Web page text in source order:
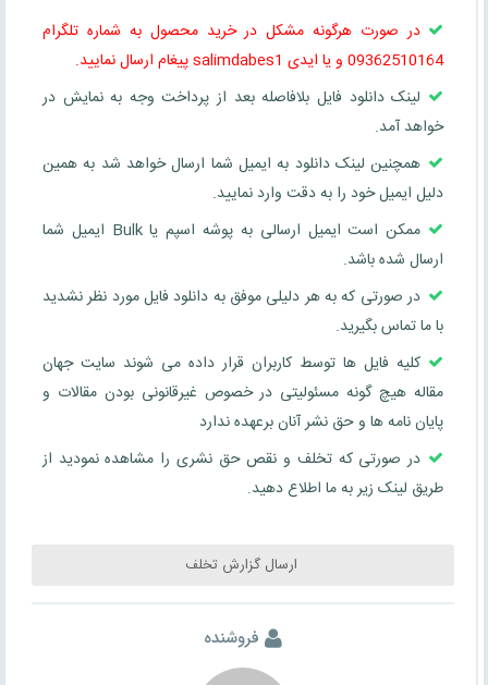
در صورت هرگونه مشکل در خرید محصول به شماره تلگرام
09362510164 و یا ایدی salimdabes1 پیغام ارسال نمایید.
لینک دانلود فایل بلافاصله بعد از پرداخت وجه به نمایش در
خواهد آمد.
همچنین لینک دانلود به ایمیل شما ارسال خواهد شد به همین
دلیل ایمیل خود را به دقت وارد نمایید.
ممکن است ایمیل ارسالی به پوشه اسپم یا Bulk ایمیل شما
ارسال شده باشد.
در صورتی که به هر دلیلی موفق به دانلود فایل مورد نظر نشدید
با ما تماس بگیرید.
کلیه فایل ها توسط کاربران قرار داده می شوند سایت جهان
مقاله هیچ گونه مسئولیتی در خصوص غیرقانونی بودن مقالات و
پایان نامه ها و حق نشر آنان برعهده ندارد
در صورتی که تخلف و نقص حق نشری را مشاهده نمودید از
طریق لینک زیر به ما اطلاع دهید.
ارسال گزارش تخلف
فروشنده